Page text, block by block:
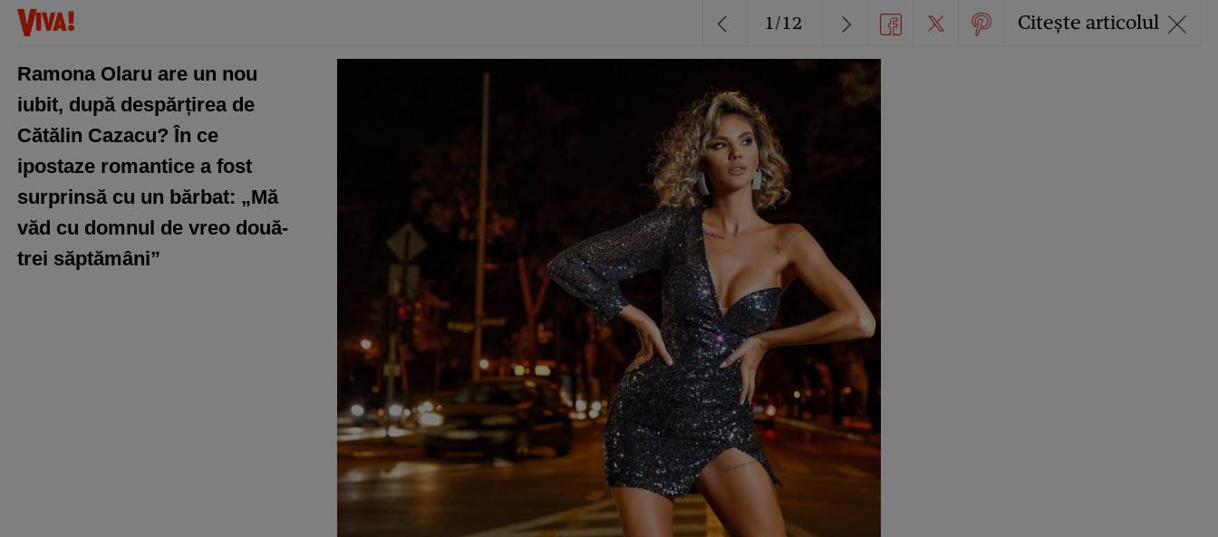
Ramona Olaru are un nou
iubit, după despărțirea de
Cătălin Cazacu? În ce
ipostaze romantice a fost
surprinsă cu un bărbat: „Mă
văd cu domnul de vreo două-
trei săptămâni”
Citește articolul
1/12